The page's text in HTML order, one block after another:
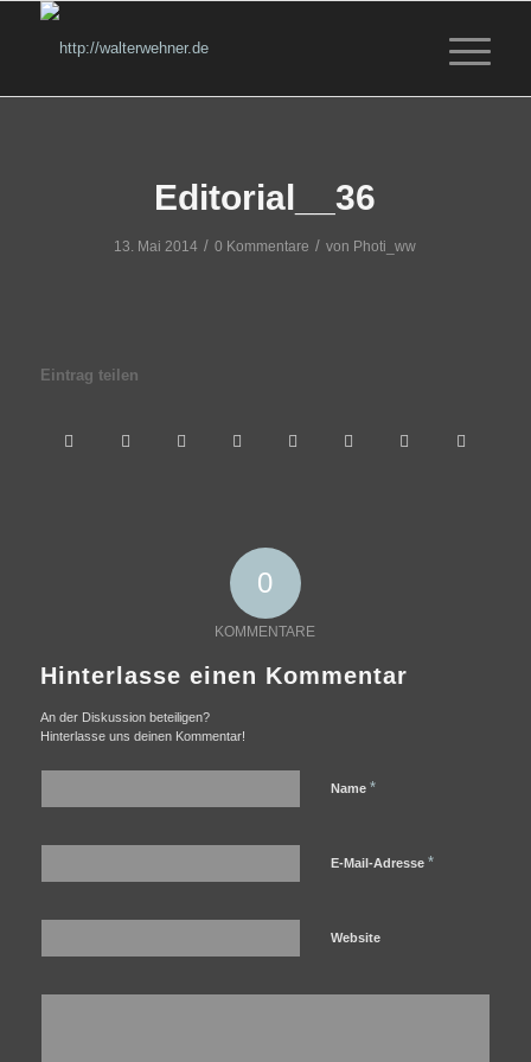
Editorial__36
13. Mai 2014 / 0 Kommentare / von Photi_ww
Eintrag teilen
0
KOMMENTARE
Hinterlasse einen Kommentar
An der Diskussion beteiligen?
Hinterlasse uns deinen Kommentar!
Name *
E-Mail-Adresse *
Website